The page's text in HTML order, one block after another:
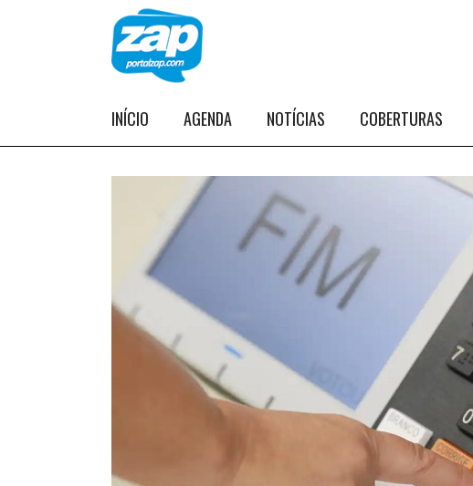
INÍCIO AGENDA NOTÍCIAS COBERTURAS